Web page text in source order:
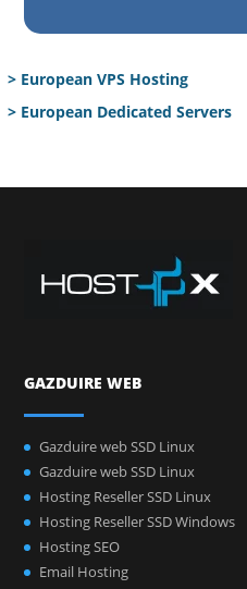
> European VPS Hosting
> European Dedicated Servers
GAZDUIRE WEB
Gazduire web SSD Linux
Gazduire web SSD Linux
Hosting Reseller SSD Linux
Hosting Reseller SSD Windows
Hosting SEO
Email Hosting